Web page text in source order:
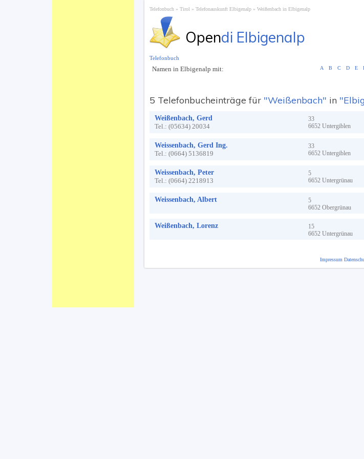
Telefonbuch Tirol Telefonauskunft Elbigenalp Weißenbach in Elbigenalp
Opendi Elbigenalp
Namen in Elbigenalp mit: A B C D E
5 Telefonbucheinträge für "Weißenbach" in
Weißenbach, Gerd
Tel.: (05634) 20034
33
6652 Untergiblen
Weissenbach, Gerd Ing.
Tel.: (0664) 5136819
33
6652 Untergiblen
Weissenbach, Peter
Tel.: (0664) 2218913
5
6652 Untergrünau
Weissenbach, Albert
5
6652 Obergrünau
Weißenbach, Lorenz
15
6652 Untergrünau
Telefonbuch
Impressum